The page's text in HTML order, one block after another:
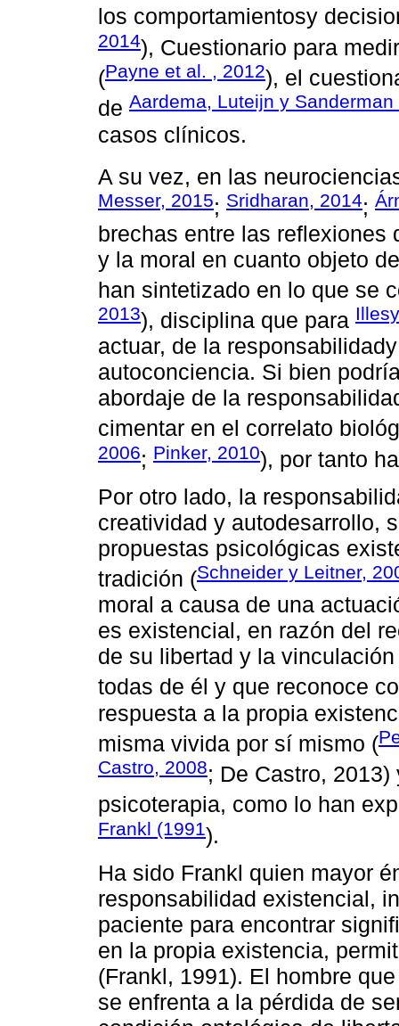
los comportamientosy
2014), Cuestionario para
(Payne et al. , 2012), el
de Aardema, Luteijn y Sanderman
casos clínicos.
A su vez, en las
Messer, 2015; Sridharan, 2014;
brechas entre las reflexiones
y la moral en cuanto objeto
han sintetizado en lo que se
2013), disciplina que para
actuar, de la
autoconciencia. Si bien
abordaje de la
cimentar en el correlato
2006; Pinker, 2010), por tanto
Por otro lado, la
creatividad y autodesarrollo,
propuestas psicológicas
tradición (Schneider y Leitner,
moral a causa de una
es existencial, en razón del
de su libertad y la
todas de él y que reconoce
respuesta a la propia
misma vivida por sí mismo (
Castro, 2008; De Castro,
psicoterapia, como lo han
Frankl (1991).
Ha sido Frankl quien mayor
responsabilidad existencial,
paciente para encontrar
en la propia existencia,
(Frankl, 1991). El hombre
se enfrenta a la pérdida de